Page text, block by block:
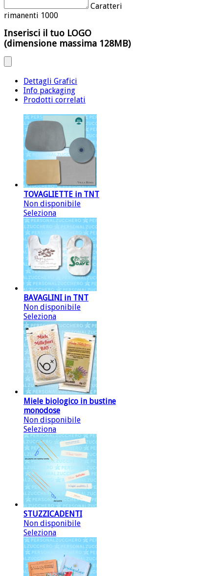
Caratteri
rimanenti 1000
Inserisci il tuo LOGO
(dimensione massima 128MB)
Dettagli Grafici
Info packaging
Prodotti correlati
TOVAGLIETTE in TNT
Non disponibile
Seleziona
BAVAGLINI in TNT
Non disponibile
Seleziona
Miele biologico in bustine
monodose
Non disponibile
Seleziona
STUZZICADENTI
Non disponibile
Seleziona